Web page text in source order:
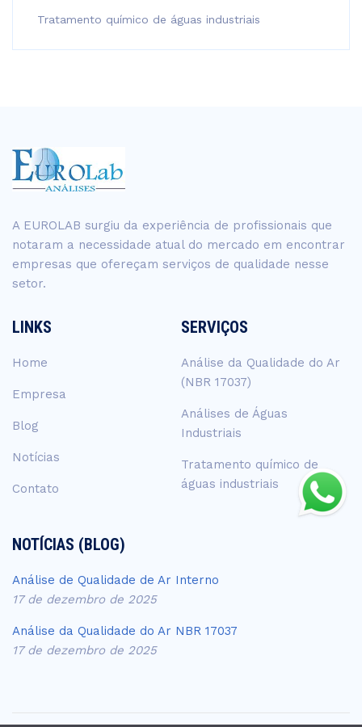
Tratamento químico de águas industriais
A EUROLAB surgiu da experiência de profissionais que
notaram a necessidade atual do mercado em encontrar
empresas que ofereçam serviços de qualidade nesse
setor.
LINKS
Home
Empresa
Blog
Notícias
Contato
SERVIÇOS
Análise da Qualidade do Ar
(NBR 17037)
Análises de Águas
Industriais
Tratamento químico de
águas industriais
NOTÍCIAS (BLOG)
Análise de Qualidade de Ar Interno
17 de dezembro de 2025
Análise da Qualidade do Ar NBR 17037
17 de dezembro de 2025